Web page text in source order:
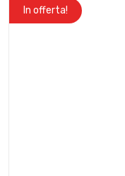
In offerta!